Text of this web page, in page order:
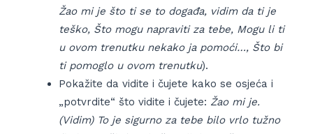
Žao mi je što ti se to događa, vidim da ti je
teško, Što mogu napraviti za tebe, Mogu li ti
u ovom trenutku nekako ja pomoći…, Što bi
ti pomoglo u ovom trenutku).
Pokažite da vidite i čujete kako se osjeća i
„potvrdite“ što vidite i čujete: Žao mi je.
(Vidim) To je sigurno za tebe bilo vrlo tužno